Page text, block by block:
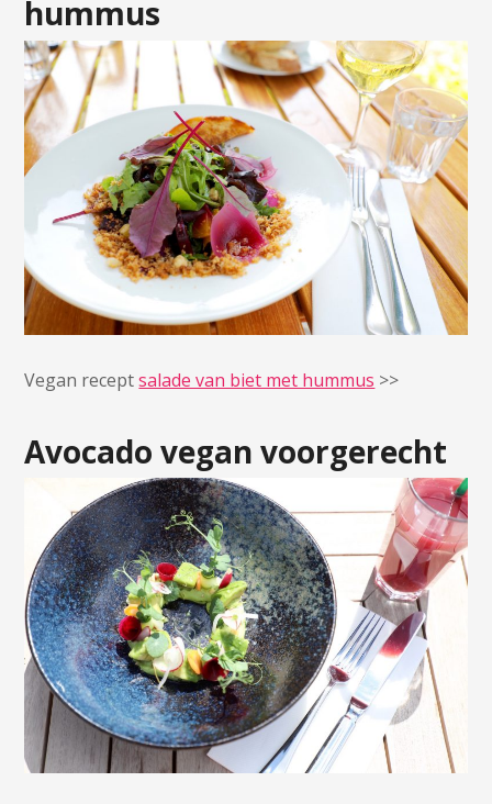
hummus
Vegan receptsalade van biet met hummus >>
Avocado vegan voorgerecht